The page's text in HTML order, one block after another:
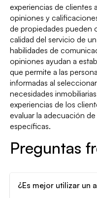
experiencias de clientes
opiniones y
de propiedades pueden
calidad del servicio de
habilidades de
opiniones ayudan a
que permite a las
informadas al
necesidades
experiencias de los
evaluar la adecuación
específicas.
Preguntas
¿Es mejor utilizar un